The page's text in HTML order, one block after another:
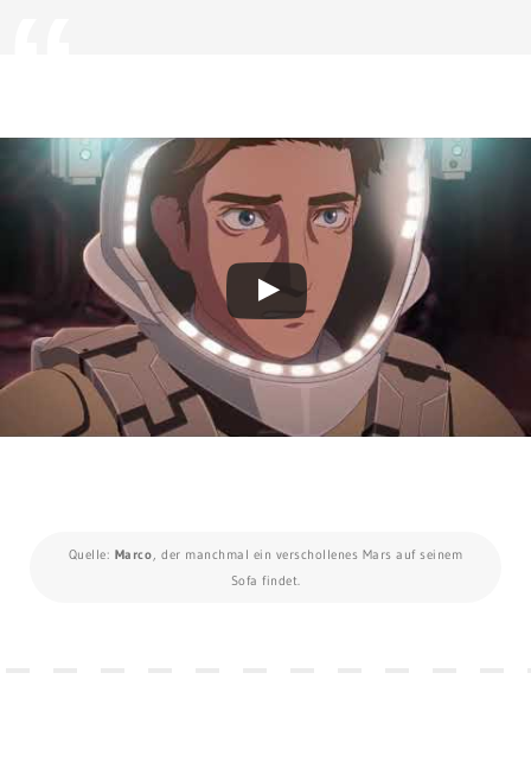
Quelle: Marco, der manchmal ein verschollenes Mars auf seinem
Sofa findet.